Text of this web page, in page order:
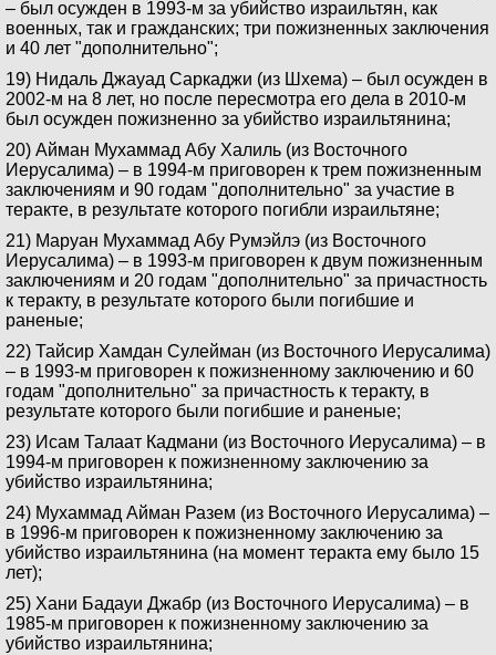
– был осужден в 1993-м за убийство израильтян, как
военных, так и гражданских; три пожизненных заключения
и 40 лет "дополнительно";
19) Нидаль Джауад Саркаджи (из Шхема) – был осужден в
2002-м на 8 лет, но после пересмотра его дела в 2010-м
был осужден пожизненно за убийство израильтянина;
20) Айман Мухаммад Абу Халиль (из Восточного
Иерусалима) – в 1994-м приговорен к трем пожизненным
заключениям и 90 годам "дополнительно" за участие в
теракте, в результате которого погибли израильтяне;
21) Маруан Мухаммад Абу Румэйлэ (из Восточного
Иерусалима) – в 1993-м приговорен к двум пожизненным
заключениям и 20 годам "дополнительно" за причастность
к теракту, в результате которого были погибшие и
раненые;
22) Тайсир Хамдан Сулейман (из Восточного Иерусалима)
– в 1993-м приговорен к пожизненному заключению и 60
годам "дополнительно" за причастность к теракту, в
результате которого были погибшие и раненые;
23) Исам Талаат Кадмани (из Восточного Иерусалима) – в
1994-м приговорен к пожизненному заключению за
убийство израильтянина;
24) Мухаммад Айман Разем (из Восточного Иерусалима) –
в 1996-м приговорен к пожизненному заключению за
убийство израильтянина (на момент теракта ему было 15
лет);
25) Хани Бадауи Джабр (из Восточного Иерусалима) – в
1985-м приговорен к пожизненному заключению за
убийство израильтянина;